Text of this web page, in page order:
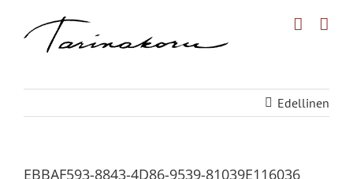
Edellinen
EBBAF593-8843-4D86-9539-81039E116036